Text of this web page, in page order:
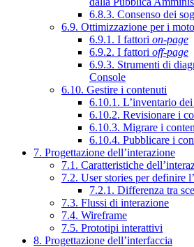
6.8.3. Consenso dei
6.9. Ottimizzazione per i
6.9.1. I fattori on-page
6.9.2. I fattori off-page
6.9.3. Strumenti di
Console
6.10. Gestire i contenuti
6.10.1. L’inventario
6.10.2. Revisionare i
6.10.3. Migrare i
6.10.4. Pubblicare i
7. Progettazione dell’interazione
7.1. Caratteristiche
7.2. User stories per definire
7.2.1. Differenza tra
7.3. Flussi di interazione
7.4. Wireframe
7.5. Prototipi interattivi
8. Progettazione dell’interfaccia